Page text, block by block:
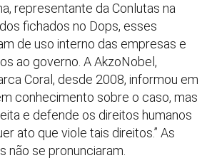
representante da Conlutas na
fichados no Dops, esses
de uso interno das empresas e
ao governo. A AkzoNobel,
Coral, desde 2008, informou em
conhecimento sobre o caso, mas
e defende os direitos humanos
ato que viole tais direitos.” As
não se pronunciaram.